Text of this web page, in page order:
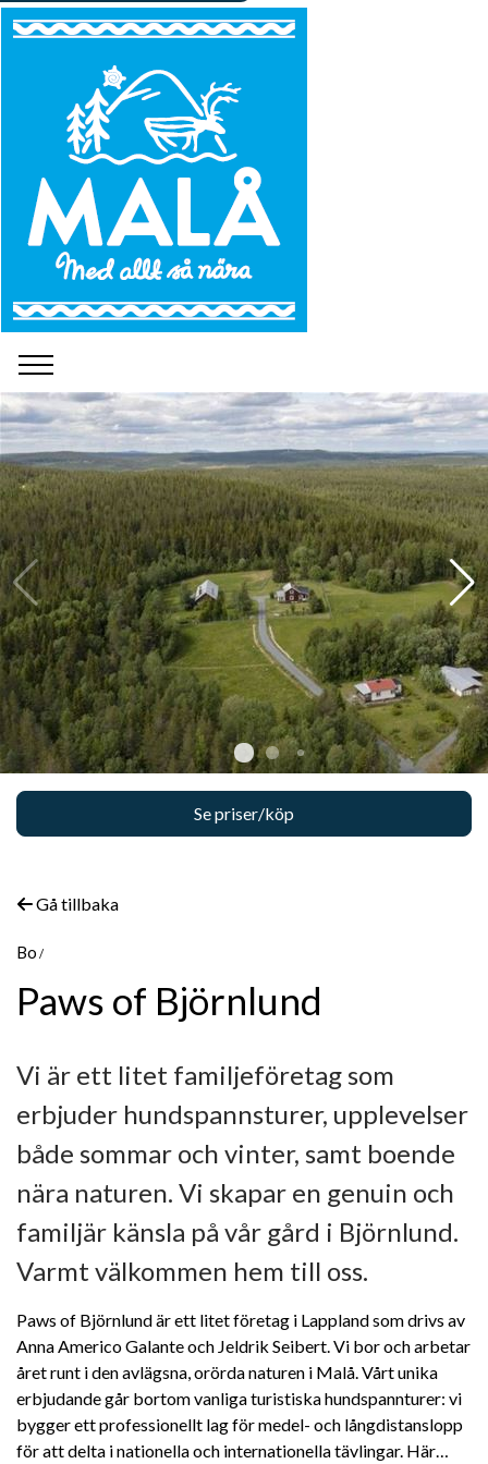
Se priser/köp
Gå tillbaka
Bo
Paws of Björnlund
Vi är ett litet familjeföretag som
erbjuder hundspannsturer, upplevelser
både sommar och vinter, samt boende
nära naturen. Vi skapar en genuin och
familjär känsla på vår gård i Björnlund.
Varmt välkommen hem till oss.
Paws of Björnlund är ett litet företag i Lappland som drivs av
Anna Americo Galante och Jeldrik Seibert. Vi bor och arbetar
året runt i den avlägsna, orörda naturen i Malå. Vårt unika
erbjudande går bortom vanliga turistiska hundspannturer: vi
bygger ett professionellt lag för medel- och långdistanslopp
för att delta i nationella och internationella tävlingar. Här